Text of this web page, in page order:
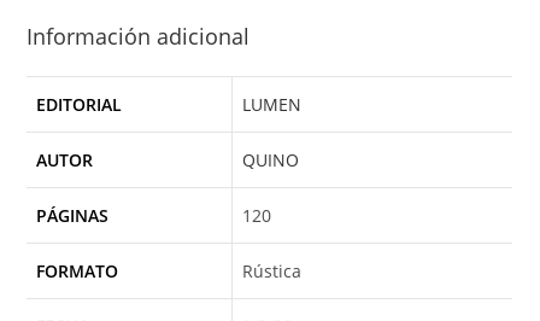
Información adicional
EDITORIAL LUMEN
AUTOR QUINO
PÁGINAS 120
FORMATO Rústica